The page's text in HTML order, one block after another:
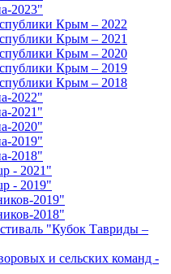
2023"
Крым – 2022
Крым – 2021
Крым – 2020
Крым – 2019
Крым – 2018
2022"
2021"
2020"
2019"
2018"
- 2021"
- 2019"
2019"
2018"
"Кубок Тавриды –
и сельских команд -